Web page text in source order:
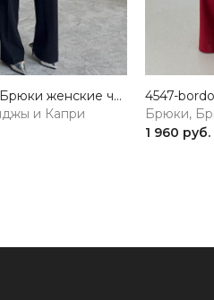
4002-black Брюки женские черный Girl
и Капри
Брюки,
1 960 руб.